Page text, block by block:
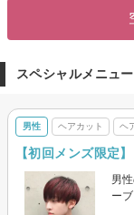
スペシャルメニュー
男性 ヘアカット ヘ
【初回メンズ限定
男
ー